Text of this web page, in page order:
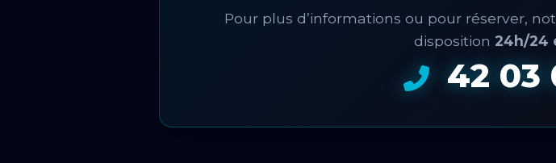
Pour plus d’informations ou pour réserver,
disposition 24h/24
42 03